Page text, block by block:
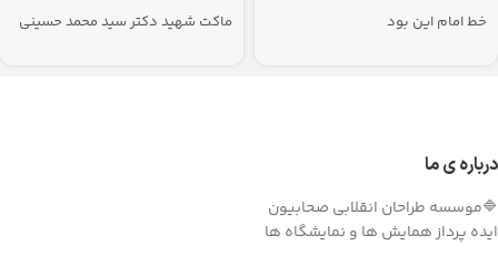
خط امام این بود
ماکت شهید دکتر سید محمد حسینی
درباره ی ما
🔷موسسه طراحان انقلابی صحابیون
ایده پرداز همایش ها و نمایشگاه ها